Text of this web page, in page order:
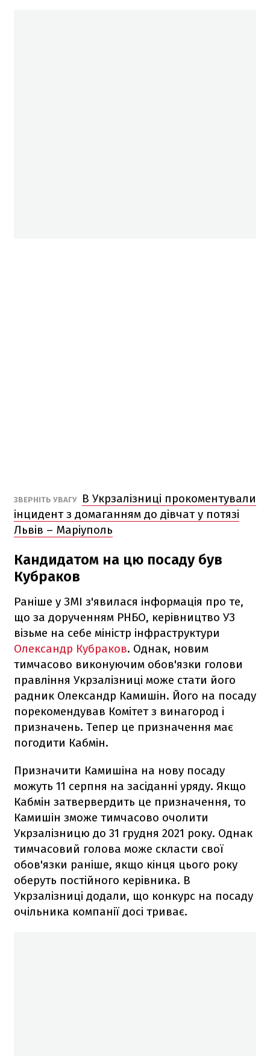
ЗВЕРНІТЬ УВАГУ
В Укрзалізниці прокоментували
інцидент з домаганням до дівчат у потязі
Львів – Маріуполь
Кандидатом на цю посаду був
Кубраков
Раніше у ЗМІ з'явилася інформація про те,
що за дорученням РНБО, керівництво УЗ
візьме на себе міністр інфраструктури
Олександр Кубраков. Однак, новим
тимчасово виконуючим обов'язки голови
правління Укрзалізниці може стати його
радник Олександр Камишін. Його на посаду
порекомендував Комітет з винагород і
призначень. Тепер це призначення має
погодити Кабмін.
Призначити Камишіна на нову посаду
можуть 11 серпня на засіданні уряду. Якщо
Кабмін затвервердить це призначення, то
Камишін зможе тимчасово очолити
Укрзалізницю до 31 грудня 2021 року. Однак
тимчасовий голова може скласти свої
обов'язки раніше, якщо кінця цього року
оберуть постійного керівника. В
Укрзалізниці додали, що конкурс на посаду
очільника компанії досі триває.